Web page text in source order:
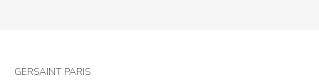
GERSAINT PARIS